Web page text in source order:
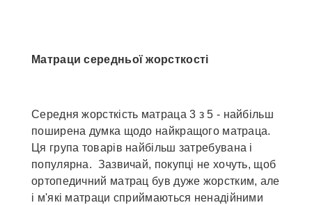
Матраци середньої жорсткості
Середня жорсткість матраца 3 з 5 - найбільш
поширена думка щодо найкращого матраца.
Ця група товарів найбільш затребувана і
популярна. Зазвичай, покупці не хочуть, щоб
ортопедичний матрац був дуже жорстким, але
і м'які матраци сприймаються ненадійними